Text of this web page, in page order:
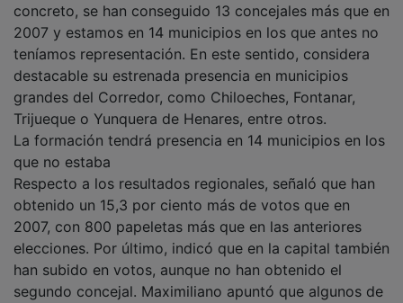
concreto, se han conseguido 13 concejales más que en
2007 y estamos en 14 municipios en los que antes no
teníamos representación. En este sentido, considera
destacable su estrenada presencia en municipios
grandes del Corredor, como Chiloeches, Fontanar,
Trijueque o Yunquera de Henares, entre otros.
La formación tendrá presencia en 14 municipios en los
que no estaba
Respecto a los resultados regionales, señaló que han
obtenido un 15,3 por ciento más de votos que en
2007, con 800 papeletas más que en las anteriores
elecciones. Por último, indicó que en la capital también
han subido en votos, aunque no han obtenido el
segundo concejal. Maximiliano apuntó que algunos de